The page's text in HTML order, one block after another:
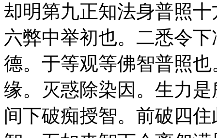
却明第九正知法身普照
六弊中举初也。二悉令
德。于等观等佛智普照
缘。灭惑除染因。生力
间下破痴授智。前破四